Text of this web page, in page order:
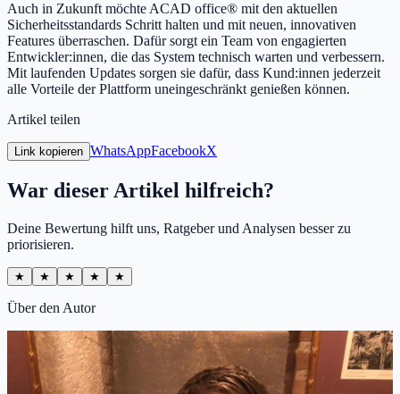
Auch in Zukunft möchte ACAD office® mit den aktuellen
Sicherheitsstandards Schritt halten und mit neuen, innovativen
Features überraschen. Dafür sorgt ein Team von engagierten
Entwickler:innen, die das System technisch warten und verbessern.
Mit laufenden Updates sorgen sie dafür, dass Kund:innen jederzeit
alle Vorteile der Plattform uneingeschränkt genießen können.
Artikel teilen
Link kopieren WhatsAppFacebookX
War dieser Artikel hilfreich?
Deine Bewertung hilft uns, Ratgeber und Analysen besser zu
priorisieren.
★ ★ ★ ★ ★
Über den Autor